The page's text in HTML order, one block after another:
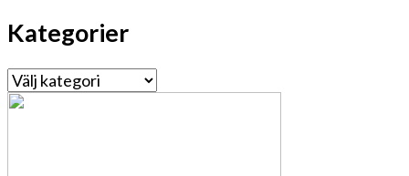
Kategorier
Kategorier